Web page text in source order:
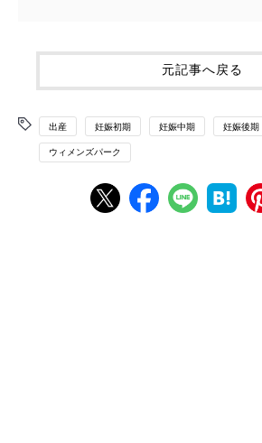
元記事へ戻る
出産 妊娠初期 妊娠中期 妊娠後期
ウィメンズパーク